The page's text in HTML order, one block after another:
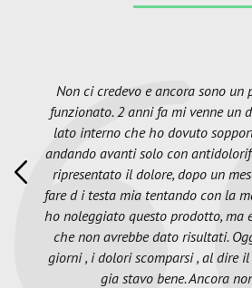
Non ci credevo e ancora sono un
funzionato. 2 anni fa mi venne un
lato interno che ho dovuto
andando avanti solo con
ripresentato il dolore, dopo un
fare d i testa mia tentando con la
ho noleggiato questo prodotto, ma
che non avrebbe dato risultati.
giorni , i dolori scomparsi , al dire
gia stavo bene. Ancora